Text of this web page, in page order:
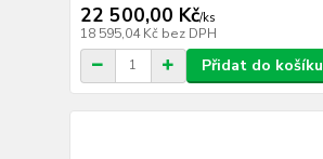
22 500,00 Kč/ks
18 595,04 Kč bez DPH
Přidat do košíku